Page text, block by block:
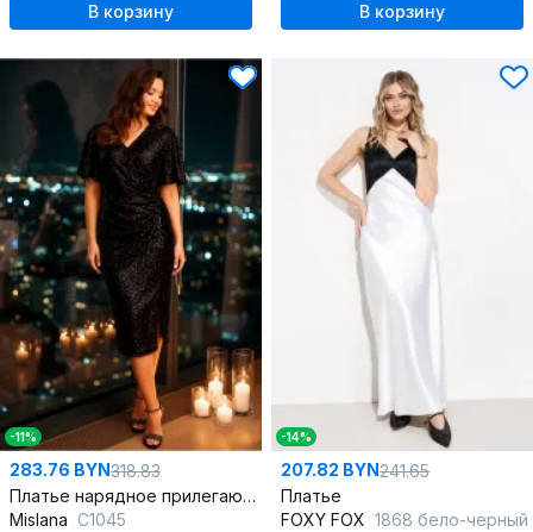
В корзину В корзину
-11%
283.76 BYN318.83
Платье нарядное прилегающего силуэта с драпировкой
Mislana С1045
-14%
207.82 BYN241.65
Платье
FOXY FOX 1868 бело-черный